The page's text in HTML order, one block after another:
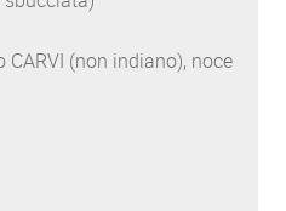
CARVI (non indiano), noce